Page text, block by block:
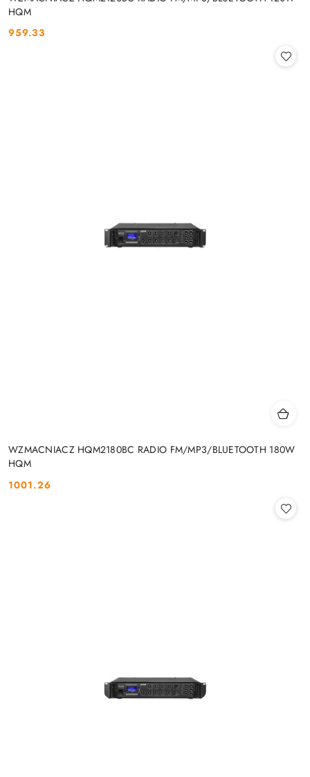
HQM
Cena:
959.33
WZMACNIACZ HQM2180BC RADIO FM/MP3/BLUETOOTH 180W
HQM
Cena:
1001.26